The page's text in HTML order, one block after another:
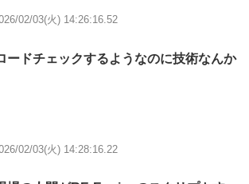
02/03(火) 14:26:16.52
ードチェックするようなのに技術なんか
02/03(火) 14:28:16.22